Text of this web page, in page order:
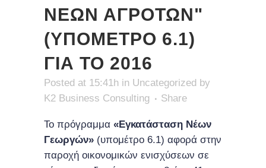
ΝΕΩΝ ΑΓΡΟΤΩΝ"
(ΥΠΟΜΕΤΡΟ 6.1)
ΓΙΑ ΤΟ 2016
Posted at 15:41h in Uncategorized by
K2 Business Consulting
Share
Το πρόγραμμα «Εγκατάσταση Νέων
Γεωργών» (υπομέτρο 6.1) αφορά στην
παροχή οικονομικών ενισχύσεων σε